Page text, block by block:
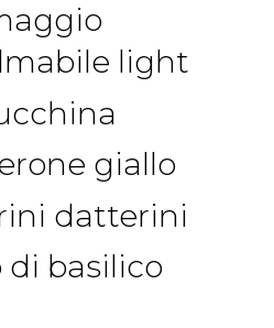
light
giallo
datterini
di basilico